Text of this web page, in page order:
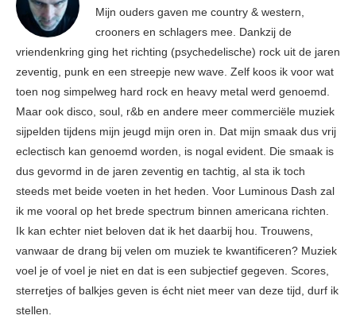
Mijn ouders gaven me country & western,
crooners en schlagers mee. Dankzij de
vriendenkring ging het richting (psychedelische) rock uit de jaren
zeventig, punk en een streepje new wave. Zelf koos ik voor wat
toen nog simpelweg hard rock en heavy metal werd genoemd.
Maar ook disco, soul, r&b en andere meer commerciële muziek
sijpelden tijdens mijn jeugd mijn oren in. Dat mijn smaak dus vrij
eclectisch kan genoemd worden, is nogal evident. Die smaak is
dus gevormd in de jaren zeventig en tachtig, al sta ik toch
steeds met beide voeten in het heden. Voor Luminous Dash zal
ik me vooral op het brede spectrum binnen americana richten.
Ik kan echter niet beloven dat ik het daarbij hou. Trouwens,
vanwaar de drang bij velen om muziek te kwantificeren? Muziek
voel je of voel je niet en dat is een subjectief gegeven. Scores,
sterretjes of balkjes geven is écht niet meer van deze tijd, durf ik
stellen.